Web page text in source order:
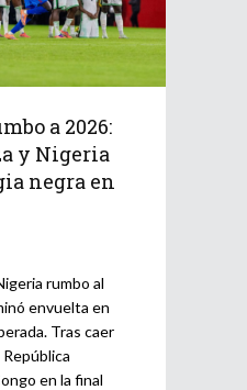
a 2026:
y Nigeria
negra en
rumbo al
envuelta en
Tras caer
en la final